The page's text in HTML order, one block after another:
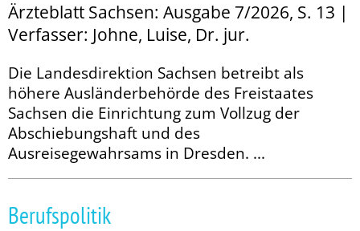
Ärzteblatt Sachsen: Ausgabe 7/2026, S. 13 |
Verfasser: Johne, Luise, Dr. jur.
Die Landesdirektion Sachsen betreibt als
höhere Ausländerbehörde des Freistaates
Sachsen die Einrichtung zum Vollzug der
Abschiebungshaft und des
Ausreisegewahrsams in Dresden. ...
Berufspolitik